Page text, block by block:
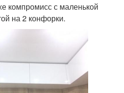
компромисс с маленькой
на 2 конфорки.